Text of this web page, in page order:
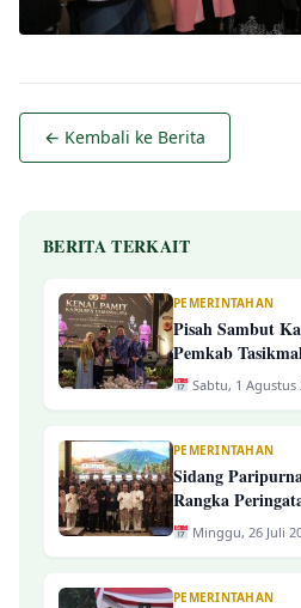
← Kembali ke Berita
BERITA TERKAIT
PEMERINTAHAN
Pisah Sambut
Pemkab
Kepemimpinan
Sabtu, 1 Agustus
PEMERINTAHAN
Sidang
Rangka
Kab.Minggu, 26 Juli
PEMERINTAHAN